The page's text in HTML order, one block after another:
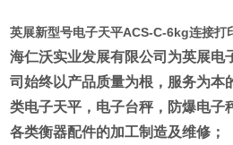
英展新型号电子天平ACS-C-6kg连接打
海仁沃实业发展有限公司为英展电
司始终以产品质量为根，服务为本
类电子天平，电子台秤，防爆电子
各类衡器配件的加工制造及维修；